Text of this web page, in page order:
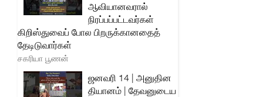
ஆவியானவரால்
நிரப்பப்பட்டவர்கள்
கிறிஸ்துவைப் போல பிறருக்கானதைத்
தேடிடுவார்கள்
சகரியா பூணன்
ஜனவரி 14 | அனுதின
தியானம் | தேவனுடைய